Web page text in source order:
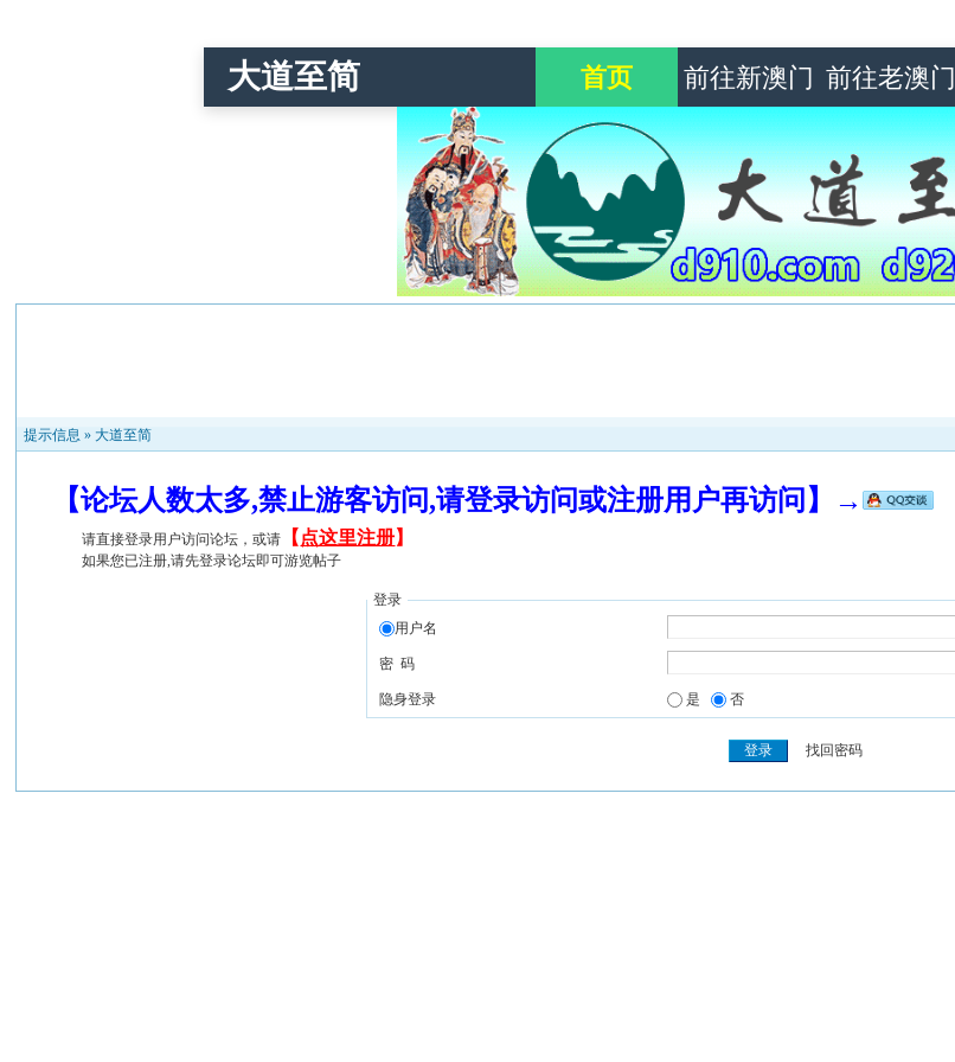
大道至简 首页 前往新澳门 前往老澳门
提示信息 » 大道至简
【论坛人数太多,禁止游客访问,请登录访问或注册用户再访问】→
请直接登录用户访问论坛，或请 【 点这里注册】
如果您已注册,请先登录论坛即可游览帖子
登录
用户名
密 码
隐身登录 是 否
找回密码